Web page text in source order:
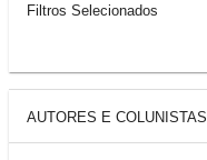
Filtros Selecionados
AUTORES E COLUNISTAS